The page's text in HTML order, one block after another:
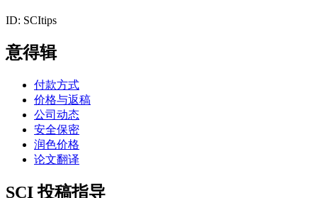
ID: SCItips
意得辑
付款方式
价格与返稿
公司动态
安全保密
润色价格
论文翻译
SCI 投稿指导